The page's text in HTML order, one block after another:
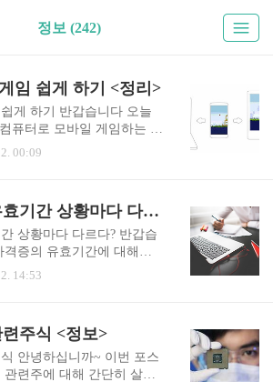
정보 (242)
임 쉽게 하기 <정리>
게 하기 반갑습니다 오늘
퓨터로 모바일 게임하는 방
부터 드리자면.. 가능합니
합니다 전부 장,단점이 있
녹스에 비해 사용가능한
막은 게임이 아니라면 왠만
점이라면 많이 무겁습니다
가 떨어지는 편이긴 하지
모바일게임 미뮤 역시 깔
이 구동이 잘안된다고 ..
00:09
한국사 자격증 유효기간 상황마다 다르다? <정리>
상황마다 다르다? 반갑습
증의 유효기간에 대해서
니다 한국사 시험 목적이
니다 이전에는 1급부터 6
로 시험이 출제 되었지만
지 3가지로 시험출제가 단
14:53
주식 <정보>
안녕하십니까~ 이번 포스
련주에 대해 간단히 살펴